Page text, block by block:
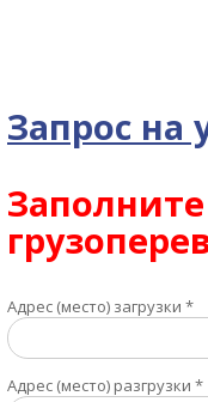
Запрос на
Адрес (место) загрузки *
Адрес (место) разгрузки *